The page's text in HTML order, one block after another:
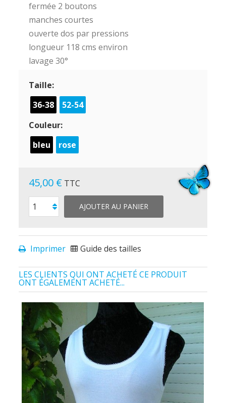
fermée 2 boutons
manches courtes
ouverte dos par pressions
longueur 118 cms environ
lavage 30°
Taille:
36-38
52-54
Couleur:
bleu
rose
45,00 € TTC
AJOUTER AU PANIER
Imprimer Guide des tailles
LES CLIENTS QUI ONT ACHETÉ CE PRODUIT
ONT ÉGALEMENT ACHETÉ...